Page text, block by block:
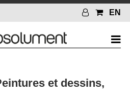
EN
et dessins,